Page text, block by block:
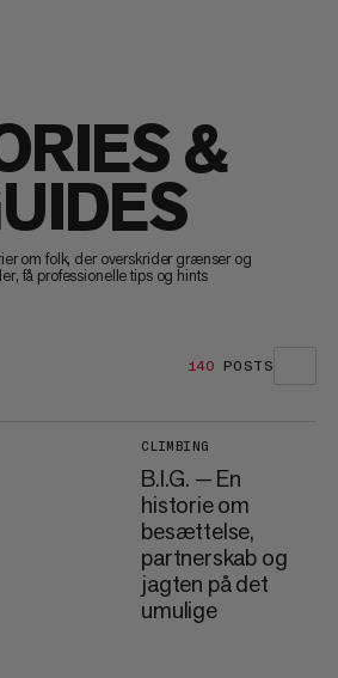
&
om folk, der overskrider grænser og
få professionelle tips og hints
140 POSTS
CLIMBING
B.I.G. — En
historie om
besættelse,
partnerskab og
jagten på det
umulige